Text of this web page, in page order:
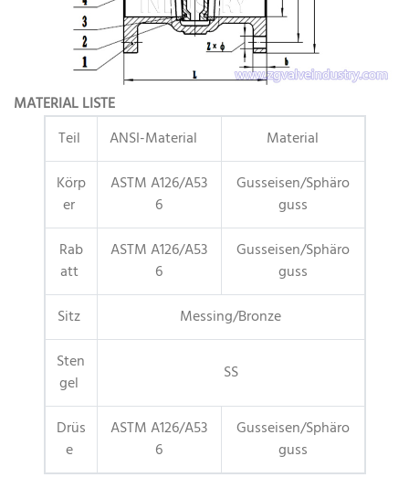
MATERIAL LISTE
Teil
ANSI-Material
Material
Körp
er
ASTM A126/A53
6
Gusseisen/Sphäro
guss
Rab
att
ASTM A126/A53
6
Gusseisen/Sphäro
guss
Sitz
Messing/Bronze
Sten
gel
SS
Drüs
e
ASTM A126/A53
6
Gusseisen/Sphäro
guss